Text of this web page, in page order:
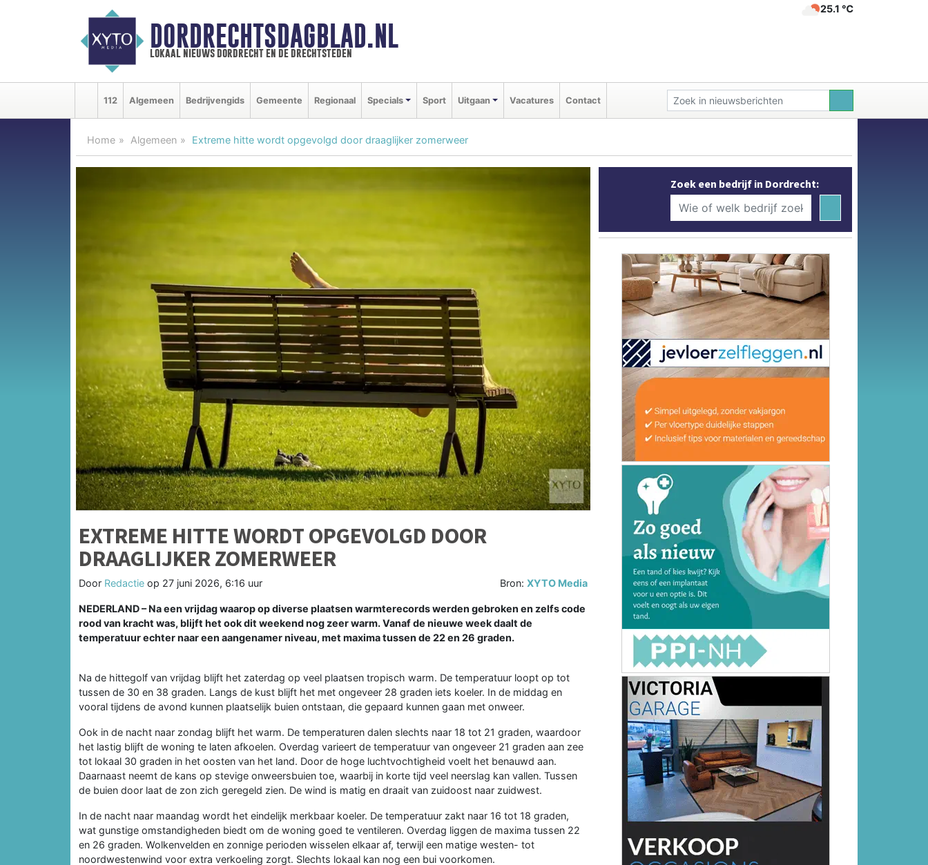
DORDRECHTSDAGBLAD.NL
lokaal nieuws dordrecht en de drechtsteden
25.1 ℃
112 Algemeen Bedrijvengids Gemeente Regionaal Specials Sport Uitgaan Vacatures Contact
Home Algemeen Extreme hitte wordt opgevolgd door draaglijker zomerweer
EXTREME HITTE WORDT OPGEVOLGD DOOR
DRAAGLIJKER ZOMERWEER
Door Redactie op 27 juni 2026, 6:16 uur Bron:XYTO Media
NEDERLAND – Na een vrijdag waarop op diverse plaatsen warmterecords werden gebroken en zelfs code
rood van kracht was, blijft het ook dit weekend nog zeer warm. Vanaf de nieuwe week daalt de
temperatuur echter naar een aangenamer niveau, met maxima tussen de 22 en 26 graden.
Na de hittegolf van vrijdag blijft het zaterdag op veel plaatsen tropisch warm. De temperatuur loopt op tot
tussen de 30 en 38 graden. Langs de kust blijft het met ongeveer 28 graden iets koeler. In de middag en
vooral tijdens de avond kunnen plaatselijk buien ontstaan, die gepaard kunnen gaan met onweer.
Ook in de nacht naar zondag blijft het warm. De temperaturen dalen slechts naar 18 tot 21 graden, waardoor
het lastig blijft de woning te laten afkoelen. Overdag varieert de temperatuur van ongeveer 21 graden aan zee
tot lokaal 30 graden in het oosten van het land. Door de hoge luchtvochtigheid voelt het benauwd aan.
Daarnaast neemt de kans op stevige onweersbuien toe, waarbij in korte tijd veel neerslag kan vallen. Tussen
de buien door laat de zon zich geregeld zien. De wind is matig en draait van zuidoost naar zuidwest.
In de nacht naar maandag wordt het eindelijk merkbaar koeler. De temperatuur zakt naar 16 tot 18 graden,
wat gunstige omstandigheden biedt om de woning goed te ventileren. Overdag liggen de maxima tussen 22
en 26 graden. Wolkenvelden en zonnige perioden wisselen elkaar af, terwijl een matige westen- tot
noordwestenwind voor extra verkoeling zorgt. Slechts lokaal kan nog een bui voorkomen.
Zoek een bedrijf in Dordrecht: